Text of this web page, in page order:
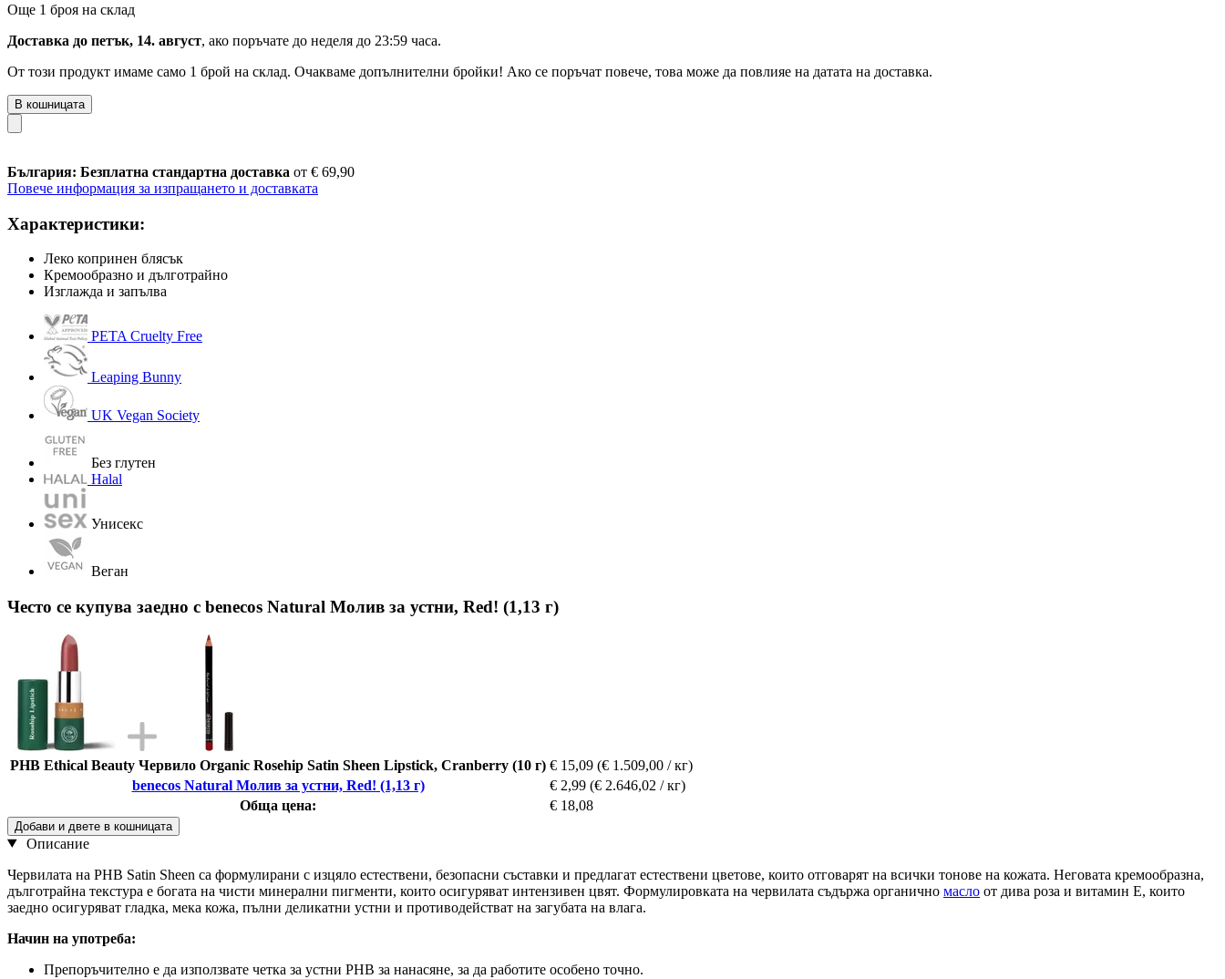
Още 1 броя на склад
Доставка до петък, 14. август, ако поръчате до неделя до 23:59 часа.
От този продукт имаме само 1 брой на склад. Очакваме допълнителни бройки! Ако се поръчат повече, това може да повлияе на датата на доставка.
В кошницата
България: Безплатна стандартна доставка от € 69,90
Повече информация за изпращането и доставката
Характеристики:
Леко копринен блясък
Кремообразно и дълготрайно
Изглажда и запълва
PETA Cruelty Free
Leaping Bunny
UK Vegan Society
Без глутен
Halal
Унисекс
Веган
Често се купува заедно с benecos Natural Молив за устни, Red! (1,13 г)
PHB Ethical Beauty Червило Organic Rosehip Satin Sheen Lipstick, Cranberry (10 г) € 15,09 (€ 1.509,00 / кг)
benecos Natural Молив за устни, Red! (1,13 г)
€ 2,99 (€ 2.646,02 / кг)
Обща цена:
€ 18,08
Добави и двете в кошницата
Описание
Червилата на PHB Satin Sheen са формулирани с изцяло естествени, безопасни съставки и предлагат естествени цветове, които отговарят на всички тонове на кожата. Неговата кремообразна,
дълготрайна текстура е богата на чисти минерални пигменти, които осигуряват интензивен цвят. Формулировката на червилата съдържа органично масло от дива роза и витамин Е, които
заедно осигуряват гладка, мека кожа, пълни деликатни устни и противодействат на загубата на влага.
Начин на употреба:
Препоръчително е да използвате четка за устни PHB за нанасяне, за да работите особено точно.